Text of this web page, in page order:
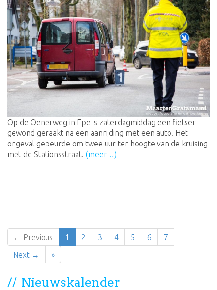
Op de Oenerweg in Epe is zaterdagmiddag een fietser
gewond geraakt na een aanrijding met een auto. Het
ongeval gebeurde om twee uur ter hoogte van de kruising
met de Stationsstraat. (meer…)
← Previous 1 2 3 4 5 6
7
Next →
»
Nieuwskalender